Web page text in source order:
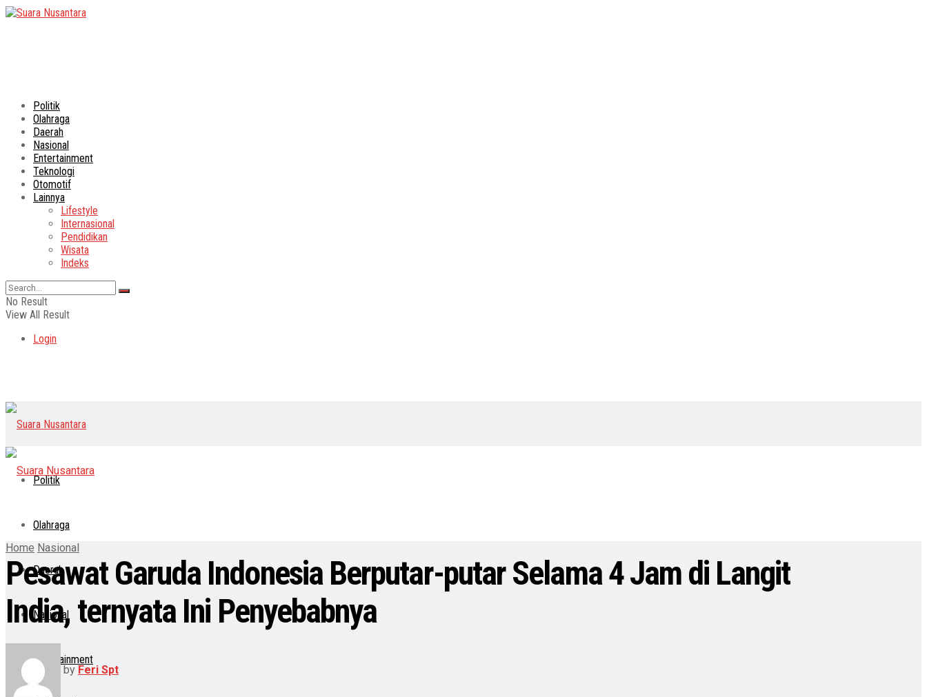
Politik
Olahraga
Daerah
Nasional
Entertainment
Teknologi
Otomotif
Lainnya
Lifestyle
Internasional
Pendidikan
Wisata
Indeks
No Result
View All Result
Login
Politik
Olahraga
Daerah
Nasional
Entertainment
Home Nasional
Pesawat Garuda Indonesia Berputar-putar Selama 4 Jam di Langit
India, ternyata Ini Penyebabnya
by Feri Spt